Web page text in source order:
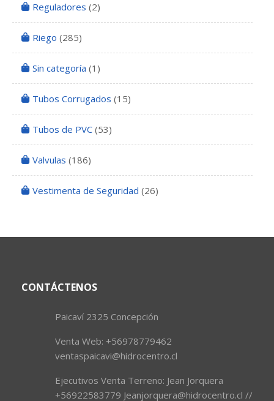
Reguladores (2)
Riego (285)
Sin categoría (1)
Tubos Corrugados (15)
Tubos de PVC (53)
Valvulas (186)
Vestimenta de Seguridad (26)
CONTÁCTENOS
Paicaví 2325 Concepción
Venta Web: +56978779462
ventaspaicavi@hidrocentro.cl
Ejecutivos Venta Terreno: Jean Jorquera
+56922583779 Jeanjorquera@hidrocentro.cl //